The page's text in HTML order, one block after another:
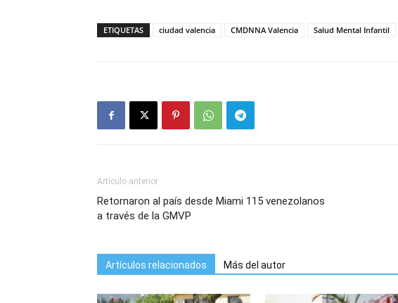
ETIQUETAS ciudad valencia CMDNNA Valencia Salud Mental Infantil
Artículo anterior
Retornaron al país desde Miami 115 venezolanos
a través de la GMVP
Artículos relacionados Más del autor